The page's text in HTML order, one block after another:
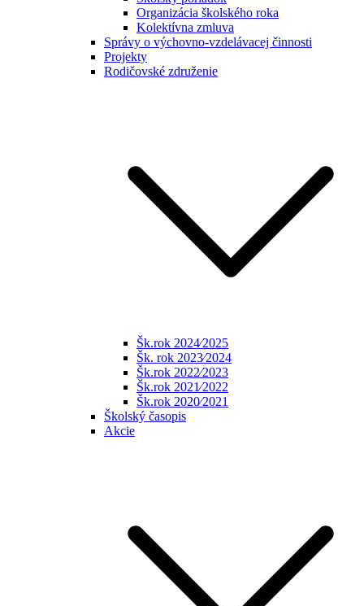
Organizácia školského roka
Kolektívna zmluva
Správy o výchovno-vzdelávacej činnosti
Projekty
Rodičovské združenie
Šk.rok 2024⁄2025
Šk. rok 2023⁄2024
Šk.rok 2022⁄2023
Šk.rok 2021⁄2022
Šk.rok 2020⁄2021
Školský časopis
Akcie